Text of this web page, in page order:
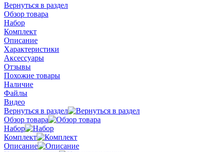
Вернуться в раздел
Обзор товара
Набор
Комплект
Описание
Характеристики
Аксессуары
Отзывы
Похожие товары
Наличие
Файлы
Видео
Вернуться в раздел
Обзор товара
Набор
Комплект
Описание